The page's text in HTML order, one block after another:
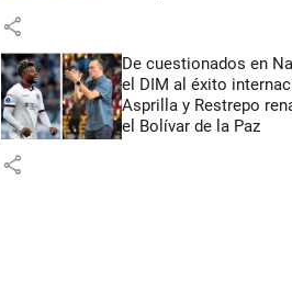
share
De cuestionados en
el DIM al éxito
Asprilla y Restrepo
el Bolívar de la Paz
share